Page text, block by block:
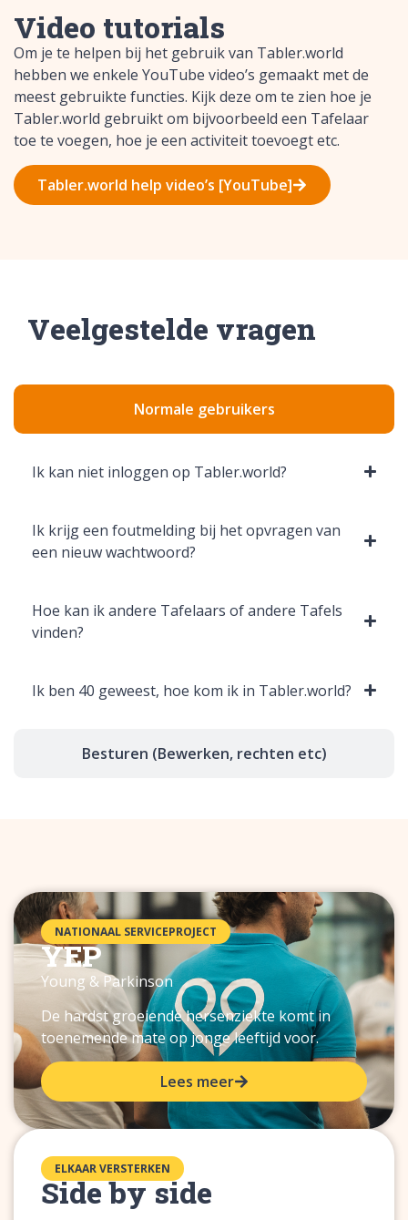
Video tutorials
Om je te helpen bij het gebruik van Tabler.world
hebben we enkele YouTube video’s gemaakt met de
meest gebruikte functies. Kijk deze om te zien hoe je
Tabler.world gebruikt om bijvoorbeeld een Tafelaar
toe te voegen, hoe je een activiteit toevoegt etc.
Tabler.world help video’s [YouTube]
Veelgestelde vragen
Normale gebruikers
Besturen (Bewerken, rechten etc)
Ik kan niet inloggen op Tabler.world?
Ik krijg een foutmelding bij het opvragen van
een nieuw wachtwoord?
Hoe kan ik andere Tafelaars of andere Tafels
vinden?
Ik ben 40 geweest, hoe kom ik in Tabler.world?
NATIONAAL SERVICEPROJECT
YEP
Young & Parkinson
De hardst groeiende hersenziekte komt in
toenemende mate op jonge leeftijd voor.
Lees meer
ELKAAR VERSTERKEN
Side by side